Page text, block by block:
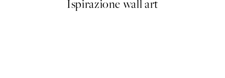
Ispirazione wall art